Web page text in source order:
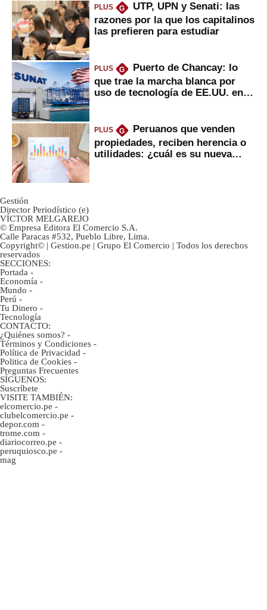
PLUS G
UTP, UPN y Senati: las
razones por la que los capitalinos
las prefieren para estudiar
PLUS G
Puerto de Chancay: lo
que trae la marcha blanca por
uso de tecnología de EE.UU. en
PLUS G
Peruanos que venden
propiedades, reciben herencia o
utilidades: ¿cuál es su nueva
Gestión
Director Periodístico (e)
VÍCTOR MELGAREJO
© Empresa Editora El Comercio S.A.
Calle Paracas #532, Pueblo Libre, Lima.
Copyright© | Gestion.pe | Grupo El Comercio | Todos los derechos
reservados
SECCIONES:
Portada -
Economía -
Mundo -
Perú -
Tu Dinero -
Tecnología
CONTACTO:
¿Quiénes somos? -
Términos y Condiciones -
Política de Privacidad -
Politica de Cookies -
Preguntas Frecuentes
SÍGUENOS:
Suscríbete
VISITE TAMBIÉN:
elcomercio.pe -
clubelcomercio.pe -
depor.com -
trome.com -
diariocorreo.pe -
peruquiosco.pe -
mag